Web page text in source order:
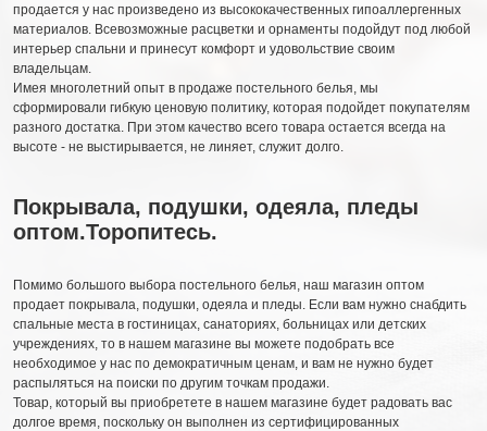
продается у нас произведено из высококачественных гипоаллергенных
материалов. Всевозможные расцветки и орнаменты подойдут под любой
интерьер спальни и принесут комфорт и удовольствие своим
владельцам.
Имея многолетний опыт в продаже постельного белья, мы
сформировали гибкую ценовую политику, которая подойдет покупателям
разного достатка. При этом качество всего товара остается всегда на
высоте - не выстирывается, не линяет, служит долго.
Покрывала, подушки, одеяла, пледы
оптом.Торопитесь.
Помимо большого выбора постельного белья, наш магазин оптом
продает покрывала, подушки, одеяла и пледы. Если вам нужно снабдить
спальные места в гостиницах, санаториях, больницах или детских
учреждениях, то в нашем магазине вы можете подобрать все
необходимое у нас по демократичным ценам, и вам не нужно будет
распыляться на поиски по другим точкам продажи.
Товар, который вы приобретете в нашем магазине будет радовать вас
долгое время, поскольку он выполнен из сертифицированных